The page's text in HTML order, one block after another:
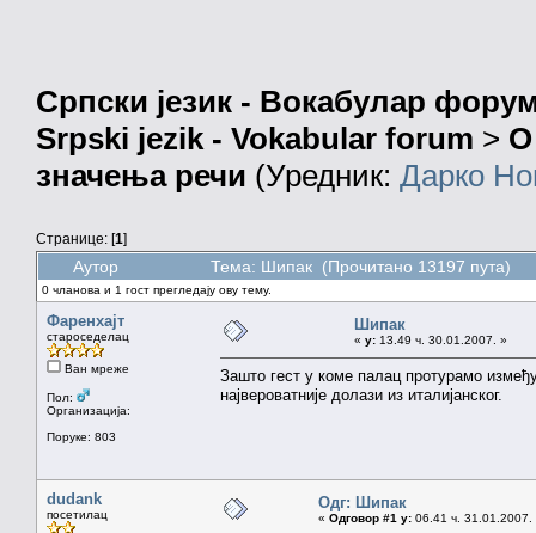
Српски језик - Вокабулар
Srpski jezik - Vokabular forum > О
значења речи (Уредник: Дарко
Странице: [1]
Аутор Тема: Шипак (Прочитано 13197 пута)
0 чланова и 1 гост прегледају ову тему.
Фаренхајт
староседелац
Ван мреже
Пол:
Организација:
Поруке: 803
Шипак
« у: 13.49 ч. 30.01.2007. »
Зашто гест у коме палац протурамо
највероватније долази из италијанског.
dudank
посетилац
Одг: Шипак
« Одговор #1 у: 06.41 ч. 31.01.2007.